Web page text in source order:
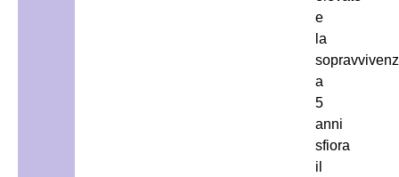
e
la
a
5
anni
sfiora
il